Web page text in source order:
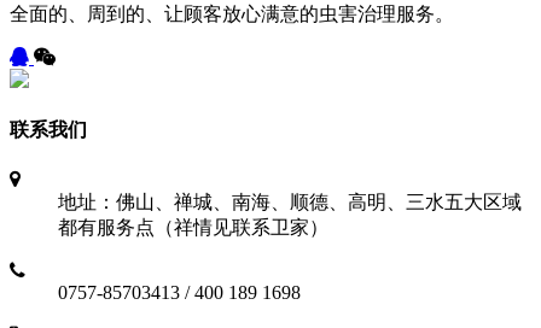
全面的、周到的、让顾客放心满意的虫害治理服务。
联系我们
地址：佛山、禅城、南海、顺德、高明、三水五大区域
都有服务点（祥情见联系卫家）
0757-85703413 / 400 189 1698